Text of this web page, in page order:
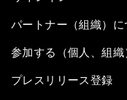
パートナー（組織）に
参加する（個人、組織
プレスリリース登録